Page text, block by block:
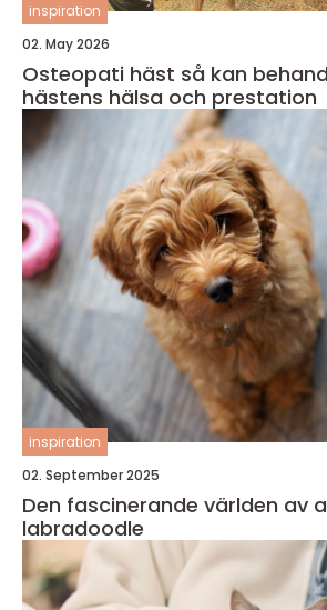
inspiration
02. May 2026
Osteopati häst så kan behandling stärka
hästens hälsa och prestation
inspiration
02. September 2025
Den fascinerande världen av
labradoodle